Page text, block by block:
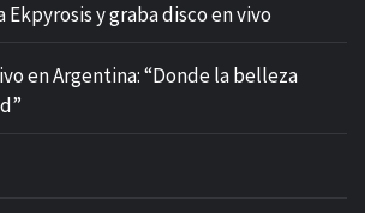
Ekpyrosis y graba disco en vivo
en Argentina: “Donde la belleza